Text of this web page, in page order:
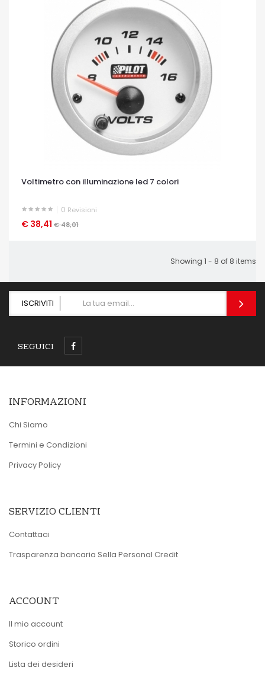
Voltimetro con illuminazione led 7 colori
0 Revisioni
€ 38,41 € 48,01
OCCHIATA VELOCE
Showing 1 - 8 of 8 items
ISCRIVITI
SEGUICI
INFORMAZIONI
Chi Siamo
Termini e Condizioni
Privacy Policy
SERVIZIO CLIENTI
Contattaci
Trasparenza bancaria Sella Personal Credit
ACCOUNT
Il mio account
Storico ordini
Lista dei desideri